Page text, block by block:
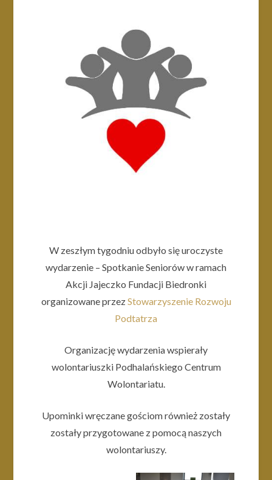
W zeszłym tygodniu odbyło się uroczyste
wydarzenie – Spotkanie Seniorów w ramach
Akcji Jajeczko Fundacji Biedronki
organizowane przezStowarzyszenie Rozwoju
Podtatrza
Organizację wydarzenia wspierały
wolontariuszki Podhalańskiego Centrum
Wolontariatu.
Upominki wręczane gościom również zostały
zostały przygotowane z pomocą naszych
wolontariuszy.